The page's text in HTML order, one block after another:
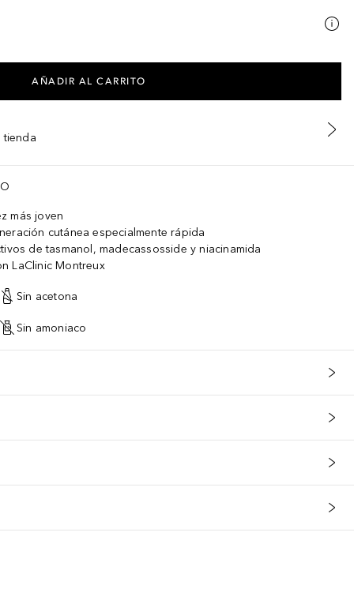
AÑADIR AL CARRITO
tienda
más joven
cutánea especialmente rápida
de tasmanol, madecassosside y niacinamida
LaClinic Montreux
Sin acetona
Sin amoniaco